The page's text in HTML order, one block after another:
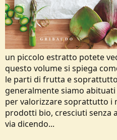
un piccolo estratto potete
questo volume si spiega
le parti di frutta e
generalmente siamo
per valorizzare soprattutto i
prodotti bio, cresciuti senza
via dicendo...